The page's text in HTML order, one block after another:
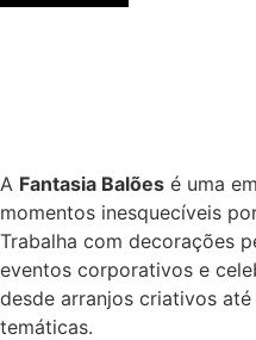
A Fantasia Balões é uma
momentos inesquecíveis
Trabalha com decorações
eventos corporativos e
desde arranjos criativos
temáticas.